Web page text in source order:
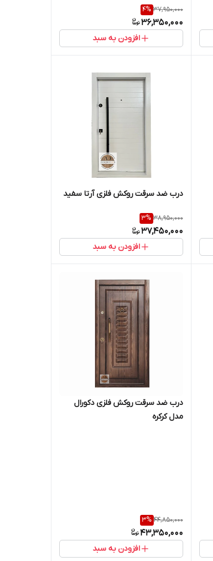
37,950,000
4%
36,350,000
افزودن به سبد
درب ضد سرقت روکش فلزی آرتا سفید
38,950,000
3%
37,450,000
افزودن به سبد
درب ضد سرقت روکش فلزی دکورال
مدل کرکره
44,850,000
3%
43,350,000
افزودن به سبد